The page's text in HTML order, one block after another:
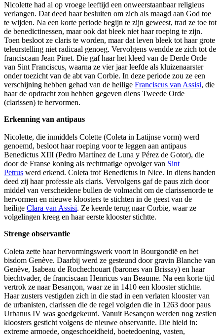
Nicolette had al op vroege leeftijd een onweerstaanbaar religieus
verlangen. Dat deed haar besluiten om zich als maagd aan God toe
te wijden. Na een korte periode begijn te zijn geweest, trad ze toe tot
de benedictinessen, maar ook dat bleek niet haar roeping te zijn.
Toen besloot ze claris te worden, maar dat leven bleek tot haar grote
teleurstelling niet radicaal genoeg. Vervolgens wendde ze zich tot de
franciscaan Jean Pinet. Die gaf haar het kleed van de Derde Orde
van Sint Franciscus, waarna ze vier jaar leefde als kluizenaarster
onder toezicht van de abt van Corbie. In deze periode zou ze een
verschijning hebben gehad van de heilige Franciscus van Assisi, die
haar de opdracht zou hebben gegeven diens Tweede Orde
(clarissen) te hervormen.
Erkenning van antipaus
Nicolette, die inmiddels Colette (Coleta in Latijnse vorm) werd
genoemd, besloot haar roeping voor te leggen aan antipaus
Benedictus XIII (Pedro Martínez de Luna y Pérez de Gotor), die
door de Franse koning als rechtmatige opvolger van Sint
Petrus werd erkend. Coleta trof Benedictus in Nice. In diens handen
deed zij haar professie als claris. Vervolgens gaf de paus zich door
middel van verscheidene bullen de volmacht om de clarissenorde te
hervormen en nieuwe kloosters te stichten in de geest van de
heilige Clara van Assisi. Ze keerde terug naar Corbie, waar ze
volgelingen kreeg en haar eerste klooster stichtte.
Strenge observantie
Coleta zette haar hervormingswerk voort in Bourgondië en het
bisdom Genève. Daarbij werd ze gesteund door gravin Blanche van
Genève, Isabeau de Rochechouart (barones van Brissay) en haar
biechtvader, de franciscaan Henricus van Beaume. Na een korte tijd
vertrok ze naar Besançon, waar ze in 1410 een klooster stichtte.
Haar zusters vestigden zich in die stad in een verlaten klooster van
de urbanisten, clarissen die de regel volgden die in 1263 door paus
Urbanus IV was goedgekeurd. Vanuit Besançon werden nog zestien
kloosters gesticht volgens de nieuwe observantie. Die hield in:
extreme armoede, ongeschoeidheid, boetedoening, vasten,